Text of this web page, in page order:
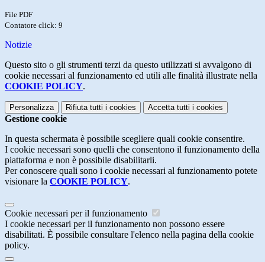
File PDF
Contatore click: 9
Notizie
Questo sito o gli strumenti terzi da questo utilizzati si avvalgono di
cookie necessari al funzionamento ed utili alle finalità illustrate nella
COOKIE POLICY.
Personalizza Rifiuta tutti i cookies Accetta tutti i cookies
Gestione cookie
In questa schermata è possibile scegliere quali cookie consentire.
I cookie necessari sono quelli che consentono il funzionamento della
piattaforma e non è possibile disabilitarli.
Per conoscere quali sono i cookie necessari al funzionamento potete
visionare la COOKIE POLICY.
Cookie necessari per il funzionamento
I cookie necessari per il funzionamento non possono essere
disabilitati. È possibile consultare l'elenco nella pagina della cookie
policy.